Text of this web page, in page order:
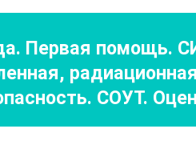
Первая помощь.
СОУТ.